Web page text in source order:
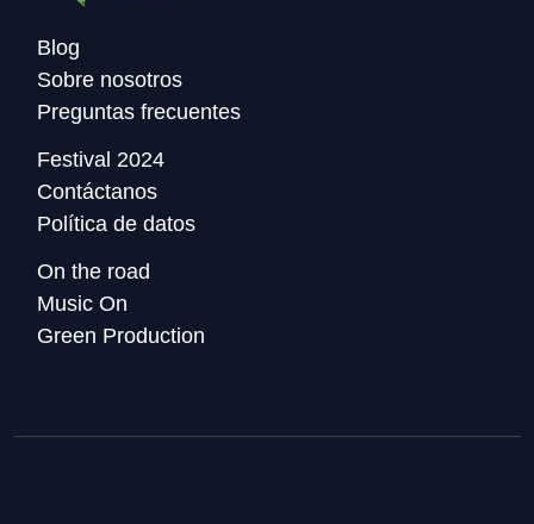
Blog
Sobre nosotros
Preguntas frecuentes
Festival 2024
Contáctanos
Política de datos
On the road
Music On
Green Production